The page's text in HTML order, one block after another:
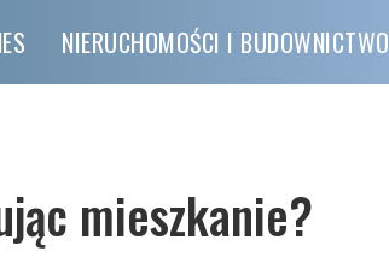
NIERUCHOMOŚCI I BUDOWNICTWO
mieszkanie?